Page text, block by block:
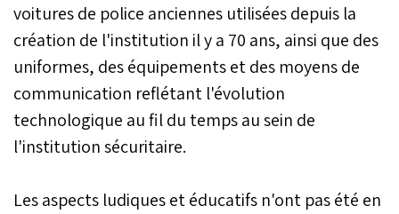
voitures de police anciennes utilisées depuis la
création de l'institution il y a 70 ans, ainsi que des
uniformes, des équipements et des moyens de
communication reflétant l'évolution
technologique au fil du temps au sein de
l'institution sécuritaire.
Les aspects ludiques et éducatifs n'ont pas été en